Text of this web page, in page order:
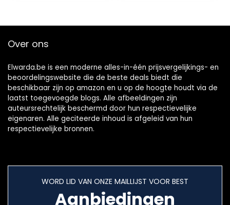
Over ons
Elwarda.be is een moderne alles-in-één prijsvergelijkings- en
beoordelingswebsite die de beste deals biedt die
beschikbaar zijn op amazon en u op de hoogte houdt via de
laatst toegevoegde blogs. Alle afbeeldingen zijn
auteursrechtelijk beschermd door hun respectievelijke
eigenaren. Alle geciteerde inhoud is afgeleid van hun
respectievelijke bronnen.
WORD LID VAN ONZE MAILLIJST VOOR BEST
Aanbiedingen